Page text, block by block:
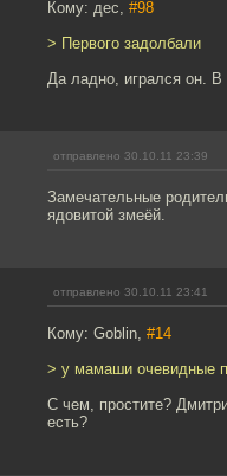
Кому: дес, #98
> Первого задолбали
Да ладно, игрался он. В
отправлено 30.10.11 23:39
Замечательные
ядовитой змеёй.
отправлено 30.10.11 23:41
Кому: Goblin, #14
> у мамаши очевидные
С чем, простите?
есть?